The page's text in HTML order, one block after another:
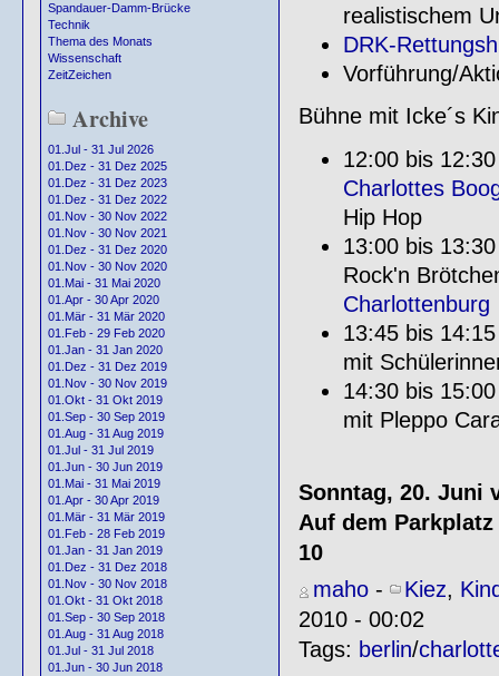
Spandauer-Damm-Brücke
Technik
Thema des Monats
Wissenschaft
ZeitZeichen
Archive
01.Jul - 31 Jul 2026
01.Dez - 31 Dez 2025
01.Dez - 31 Dez 2023
01.Dez - 31 Dez 2022
01.Nov - 30 Nov 2022
01.Nov - 30 Nov 2021
01.Dez - 31 Dez 2020
01.Nov - 30 Nov 2020
01.Mai - 31 Mai 2020
01.Apr - 30 Apr 2020
01.Mär - 31 Mär 2020
01.Feb - 29 Feb 2020
01.Jan - 31 Jan 2020
01.Dez - 31 Dez 2019
01.Nov - 30 Nov 2019
01.Okt - 31 Okt 2019
01.Sep - 30 Sep 2019
01.Aug - 31 Aug 2019
01.Jul - 31 Jul 2019
01.Jun - 30 Jun 2019
01.Mai - 31 Mai 2019
01.Apr - 30 Apr 2019
01.Mär - 31 Mär 2019
01.Feb - 28 Feb 2019
01.Jan - 31 Jan 2019
01.Dez - 31 Dez 2018
01.Nov - 30 Nov 2018
01.Okt - 31 Okt 2018
01.Sep - 30 Sep 2018
01.Aug - 31 Aug 2018
01.Jul - 31 Jul 2018
01.Jun - 30 Jun 2018
realistischem
DRK-
Vorführung/
Bühne mit Icke´s
12:00 bis
Charlottes
Hip Hop
13:00 bis
Rock'n
Charlottenburg
13:45 bis
mit
14:30 bis
mit Pleppo
Sonntag, 20. Juni
Auf dem
10
maho- Kiez,
2010 - 00:02
Tags: berlin/